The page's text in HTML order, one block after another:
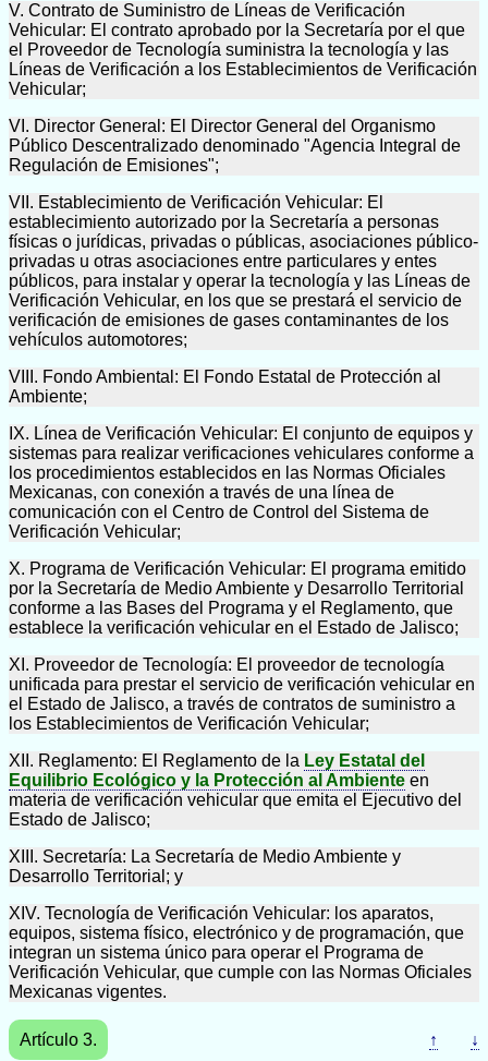
V. Contrato de Suministro de Líneas de Verificación
Vehicular: El contrato aprobado por la Secretaría por el que
el Proveedor de Tecnología suministra la tecnología y las
Líneas de Verificación a los Establecimientos de Verificación
Vehicular;
VI. Director General: El Director General del Organismo
Público Descentralizado denominado "Agencia Integral de
Regulación de Emisiones";
VII. Establecimiento de Verificación Vehicular: El
establecimiento autorizado por la Secretaría a personas
físicas o jurídicas, privadas o públicas, asociaciones público-
privadas u otras asociaciones entre particulares y entes
públicos, para instalar y operar la tecnología y las Líneas de
Verificación Vehicular, en los que se prestará el servicio de
verificación de emisiones de gases contaminantes de los
vehículos automotores;
VIII. Fondo Ambiental: El Fondo Estatal de Protección al
Ambiente;
IX. Línea de Verificación Vehicular: El conjunto de equipos y
sistemas para realizar verificaciones vehiculares conforme a
los procedimientos establecidos en las Normas Oficiales
Mexicanas, con conexión a través de una línea de
comunicación con el Centro de Control del Sistema de
Verificación Vehicular;
X. Programa de Verificación Vehicular: El programa emitido
por la Secretaría de Medio Ambiente y Desarrollo Territorial
conforme a las Bases del Programa y el Reglamento, que
establece la verificación vehicular en el Estado de Jalisco;
XI. Proveedor de Tecnología: El proveedor de tecnología
unificada para prestar el servicio de verificación vehicular en
el Estado de Jalisco, a través de contratos de suministro a
los Establecimientos de Verificación Vehicular;
XII. Reglamento: El Reglamento de la Ley Estatal del
Equilibrio Ecológico y la Protección al Ambiente en
materia de verificación vehicular que emita el Ejecutivo del
Estado de Jalisco;
XIII. Secretaría: La Secretaría de Medio Ambiente y
Desarrollo Territorial; y
XIV. Tecnología de Verificación Vehicular: los aparatos,
equipos, sistema físico, electrónico y de programación, que
integran un sistema único para operar el Programa de
Verificación Vehicular, que cumple con las Normas Oficiales
Mexicanas vigentes.
Artículo 3. ↑ ↓